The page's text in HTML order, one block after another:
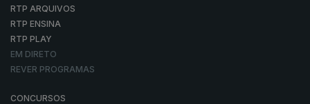
RTP ARQUIVOS
RTP ENSINA
RTP PLAY
EM DIRETO
REVER PROGRAMAS
CONCURSOS